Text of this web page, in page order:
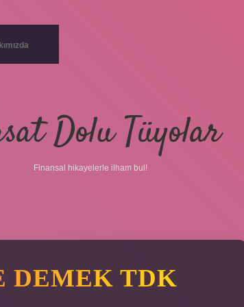
Dolu Tüyolar
Finansal hikayelerle ilham bul!
DEMEK TDK